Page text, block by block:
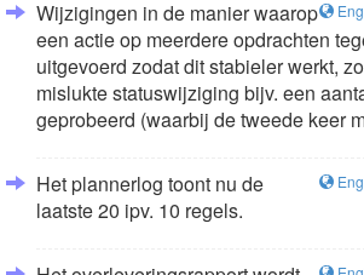
Wijzigingen in de manier waarop
een actie op meerdere opdrachten
uitgevoerd zodat dit stabieler werkt,
mislukte statuswijziging bijv. een
geprobeerd (waarbij de tweede keer
Het plannerlog toont nu de
laatste 20 ipv. 10 regels.